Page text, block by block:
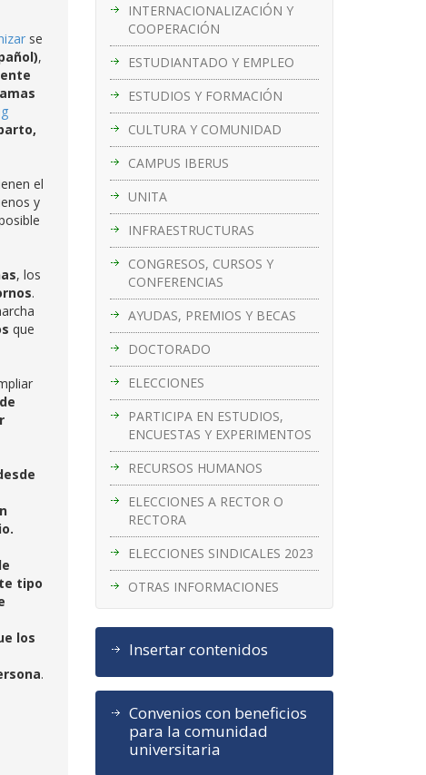
INTERNACIONALIZACIÓN Y
COOPERACIÓN
ESTUDIANTADO Y EMPLEO
ESTUDIOS Y FORMACIÓN
CULTURA Y COMUNIDAD
CAMPUS IBERUS
UNITA
INFRAESTRUCTURAS
CONGRESOS, CURSOS Y
CONFERENCIAS
AYUDAS, PREMIOS Y BECAS
DOCTORADO
ELECCIONES
PARTICIPA EN ESTUDIOS,
ENCUESTAS Y EXPERIMENTOS
RECURSOS HUMANOS
ELECCIONES A RECTOR O
RECTORA
ELECCIONES SINDICALES 2023
OTRAS INFORMACIONES
Insertar contenidos
Convenios con beneficios
para la comunidad
universitaria
se
,
el
y
, los
.
que
tipo
los
.